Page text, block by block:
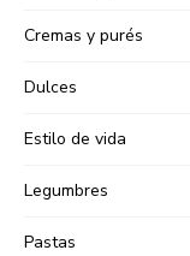
Cremas y purés
Dulces
Estilo de vida
Legumbres
Pastas